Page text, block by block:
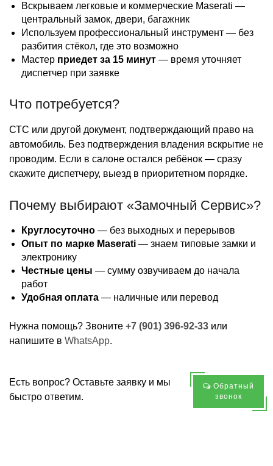
Вскрываем легковые и коммерческие Maserati —
центральный замок, двери, багажник
Используем профессиональный инструмент — без
разбития стёкол, где это возможно
Мастер приедет за 15 минут — время уточняет
диспетчер при заявке
Что потребуется?
СТС или другой документ, подтверждающий право на
автомобиль. Без подтверждения владения вскрытие не
проводим. Если в салоне остался ребёнок — сразу
скажите диспетчеру, выезд в приоритетном порядке.
Почему выбирают «Замочный Сервис»?
Круглосуточно — без выходных и перерывов
Опыт по марке Maserati — знаем типовые замки и
электронику
Честные цены — сумму озвучиваем до начала
работ
Удобная оплата — наличные или перевод
Нужна помощь? Звоните +7 (901) 396-92-33 или
напишите в WhatsApp.
Есть вопрос? Оставьте заявку и мы
быстро ответим.
Обратный
звонок